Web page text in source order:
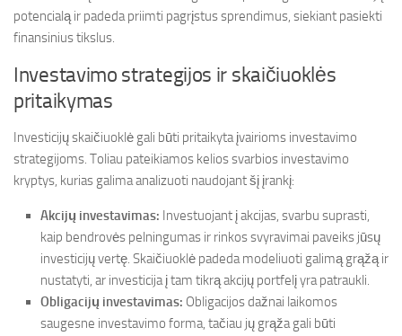
potencialą ir padeda priimti pagrįstus sprendimus, siekiant pasiekti
finansinius tikslus.
Investavimo strategijos ir skaičiuoklės
pritaikymas
Investicijų skaičiuoklė gali būti pritaikyta įvairioms investavimo
strategijoms. Toliau pateikiamos kelios svarbios investavimo
kryptys, kurias galima analizuoti naudojant šį įrankį:
Akcijų investavimas: Investuojant į akcijas, svarbu suprasti,
kaip bendrovės pelningumas ir rinkos svyravimai paveiks jūsų
investicijų vertę. Skaičiuoklė padeda modeliuoti galimą grąžą ir
nustatyti, ar investicija į tam tikrą akcijų portfelį yra patraukli.
Obligacijų investavimas: Obligacijos dažnai laikomos
saugesne investavimo forma, tačiau jų grąža gali būti